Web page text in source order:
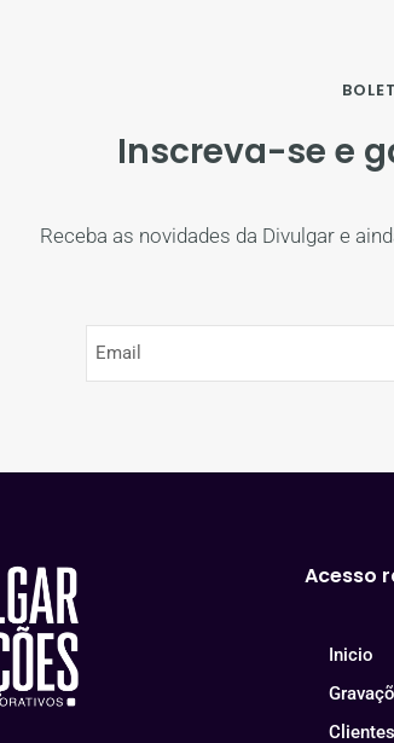
Inscreva-se e
Receba as novidades da Divulgar e
Acesso
Inicio
Clientes